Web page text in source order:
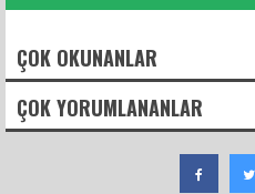
ÇOK OKUNANLAR
ÇOK YORUMLANANLAR